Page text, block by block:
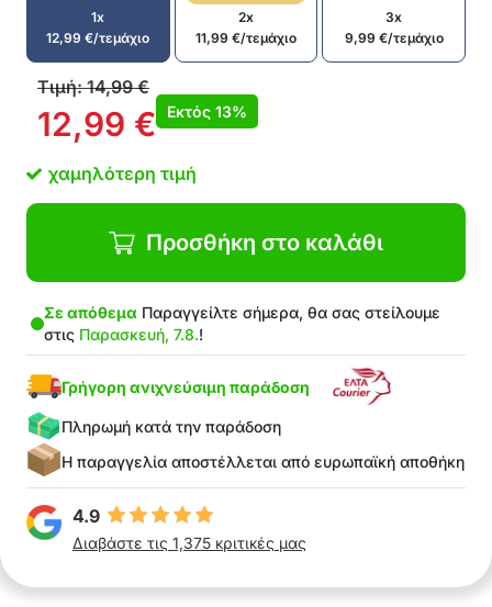
1x
12,99€/τεμάχιο
2x
11,99 €/τεμάχιο
3x
9,99 €/τεμάχιο
Τιμή:14,99€
12,99 € Εκτός 13%
χαμηλότερη τιμή
Προσθήκη στο καλάθι
Σε απόθεμα Παραγγείλτε σήμερα, θα σας στείλουμε
στις Παρασκευή, 7.8.!
Γρήγορη ανιχνεύσιμη παράδοση
Πληρωμή κατά την παράδοση
Η παραγγελία αποστέλλεται από ευρωπαϊκή αποθήκη
4.9
Διαβάστε τις 1,375 κριτικές μας